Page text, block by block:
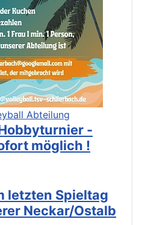
Abteilung
-
möglich !
letzten Spieltag
Neckar/Ostalb